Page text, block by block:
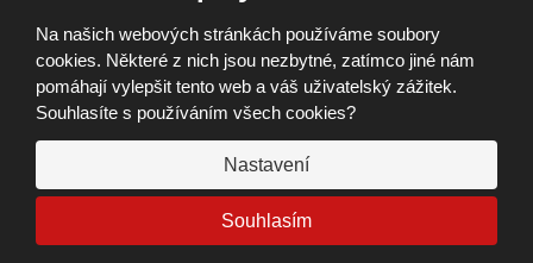
Na našich webových stránkách používáme soubory
cookies. Některé z nich jsou nezbytné, zatímco jiné nám
pomáhají vylepšit tento web a váš uživatelský zážitek.
Souhlasíte s používáním všech cookies?
Nastavení
Souhlasím
třídění AA
288 Kč
Cena s DPH: 348 Kč
Detail